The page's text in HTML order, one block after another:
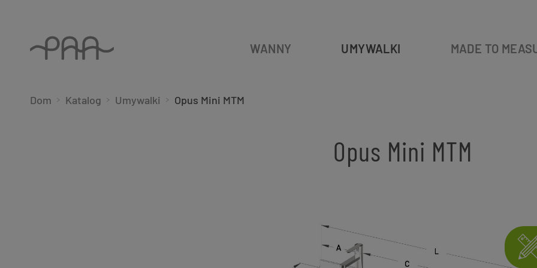
WANNY UMYWALKI MADE TO
Dom Katalog Umywalki Opus Mini MTM
Opus Mini MTM